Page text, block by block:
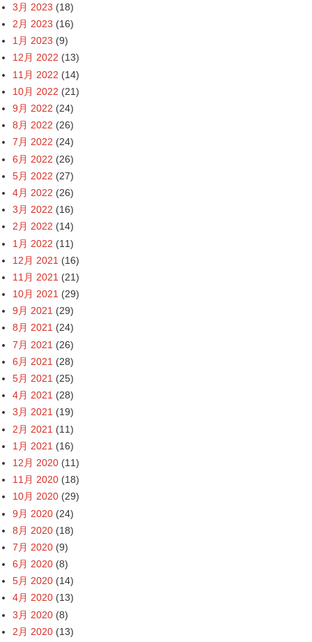
3月 2023 (18)
2月 2023 (16)
1月 2023 (9)
12月 2022 (13)
11月 2022 (14)
10月 2022 (21)
9月 2022 (24)
8月 2022 (26)
7月 2022 (24)
6月 2022 (26)
5月 2022 (27)
4月 2022 (26)
3月 2022 (16)
2月 2022 (14)
1月 2022 (11)
12月 2021 (16)
11月 2021 (21)
10月 2021 (29)
9月 2021 (29)
8月 2021 (24)
7月 2021 (26)
6月 2021 (28)
5月 2021 (25)
4月 2021 (28)
3月 2021 (19)
2月 2021 (11)
1月 2021 (16)
12月 2020 (11)
11月 2020 (18)
10月 2020 (29)
9月 2020 (24)
8月 2020 (18)
7月 2020 (9)
6月 2020 (8)
5月 2020 (14)
4月 2020 (13)
3月 2020 (8)
2月 2020 (13)